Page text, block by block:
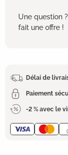
Une question
fait une offre !
Délai de
Paiement
-2 % avec le